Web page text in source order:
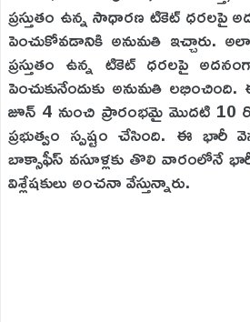
ప్రస్తుతం ఉన్న సాధారణ టికెట్ ధరలపై
పెంచుకోవడానికి అనుమతి ఇచ్చారు.
ప్రస్తుతం ఉన్న టికెట్ ధరలపై
పెంచుకునేందుకు అనుమతి
జూన్ 4 నుంచి ప్రారంభమై మొదటి 10
ప్రభుత్వం స్పష్టం చేసింది. ఈ భారీ
బాక్సాఫీస్ వసూళ్లకు తొలి వారంలోనే
విశ్లేషకులు అంచనా వేస్తున్నారు.